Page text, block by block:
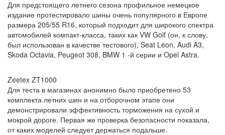
Для предстоящего летнего сезона профильное немецкое
издание протестировало шины очень популярного в Европе
размера 205/55 R16, который подходит для широкого спектра
автомобилей компакт-класса, таких как VW Golf (он, к слову,
был использован в качестве тестового), Seat Leon, Audi A3,
Skoda Octavia, Peugeot 308, BMW 1 -й серии и Opel Astra.
Zeetex ZT1000
Для теста в магазинах анонимно было приобретено 53
комплекта летних шин и на отборочном этапе они
демонстрировали эффективность торможения на сухой и
мокрой дороге. Первая же проверка безопасности показала,
от каких моделей следует держаться подальше.